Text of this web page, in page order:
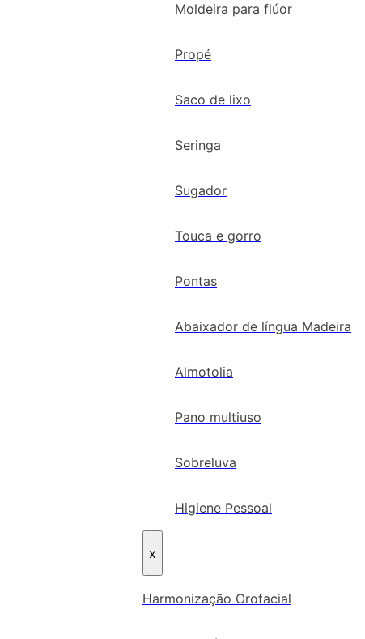
Moldeira para flúor
Propé
Saco de lixo
Seringa
Sugador
Touca e gorro
Pontas
Abaixador de língua Madeira
Almotolia
Pano multiuso
Sobreluva
Higiene Pessoal
x
Harmonização Orofacial